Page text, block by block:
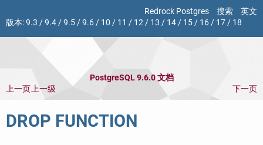
Redrock Postgres 搜索
英文
版本:9.3 /9.4/9.5/9.6/ 10 / 11 / 12/ 13 / 14/ 15/ 16/ 17/ 18
PostgreSQL 9.6.0 文档
上一页上一级 下一页
DROP FUNCTION